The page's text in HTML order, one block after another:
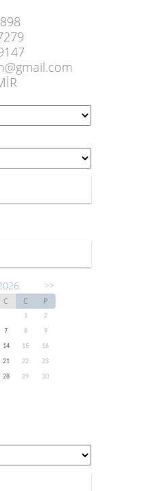
>>
C C P
1
2
7 8
9
14 15
16
21 22
23
28 29
30